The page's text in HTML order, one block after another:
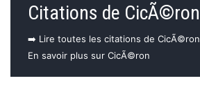
Citations de CicÃ©ron
➡️ Lire toutes les citations de CicÃ©ron
En savoir plus sur CicÃ©ron